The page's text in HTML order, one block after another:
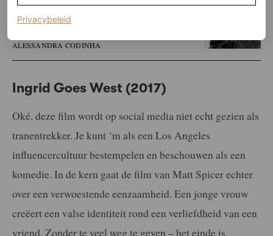
Klaar met alle kerstfilms? Deze 20 films zijn
ALESSANDRA CODINHA
Ingrid Goes West (2017)
Oké, deze film wordt op social media niet echt gezien als
tranentrekker. Je kunt ‘m als een Los Angeles
influencercultuur bestempelen en beschouwen als een
komedie. In de kern gaat de film van Matt Spicer echter
over een verwoestende eenzaamheid. Een jonge vrouw
creëert een valse identiteit rond een verliefdheid van een
vriend. Zonder te veel weg te geven – het einde is
Privacybeleid